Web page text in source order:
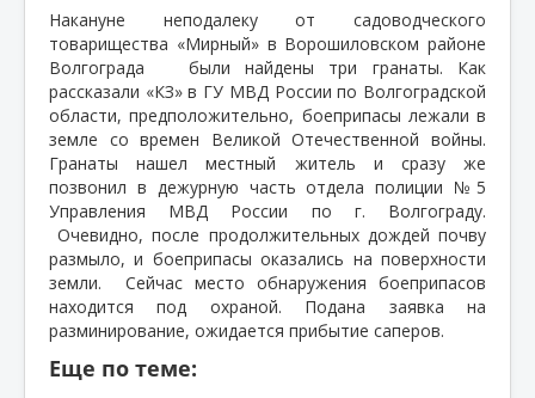
Накануне неподалеку от садоводческого
товарищества «Мирный» в Ворошиловском районе
Волгограда
были найдены три гранаты. Как
рассказали «КЗ» в ГУ МВД России по Волгоградской
области, предположительно, боеприпасы лежали в
земле со времен Великой Отечественной войны.
Гранаты нашел местный житель и сразу же
позвонил в дежурную часть отдела полиции №5
Управления МВД России по г. Волгограду.
Очевидно, после продолжительных дождей почву
размыло, и боеприпасы оказались на поверхности
земли.
Сейчас место обнаружения боеприпасов
находится под охраной. Подана заявка на
разминирование, ожидается прибытие саперов.
Еще по теме: